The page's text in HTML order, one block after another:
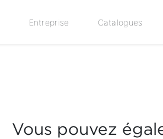
Entreprise Catalogues
Vous pouvez